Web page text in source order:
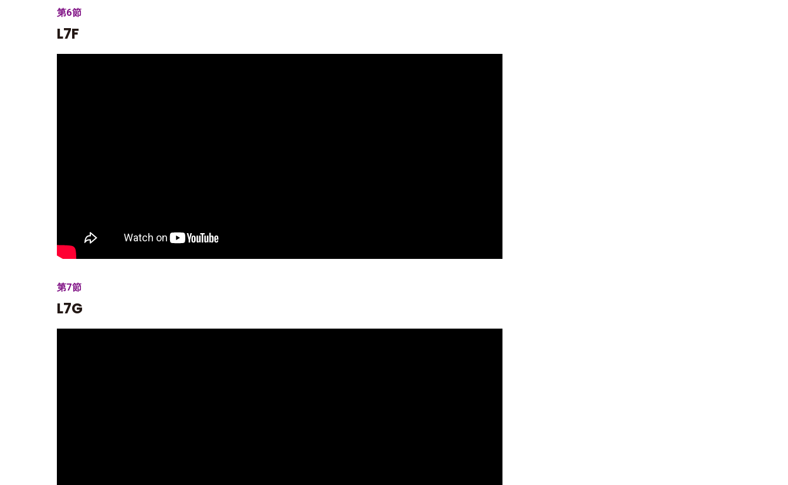
第6節
L7F
第7節
L7G